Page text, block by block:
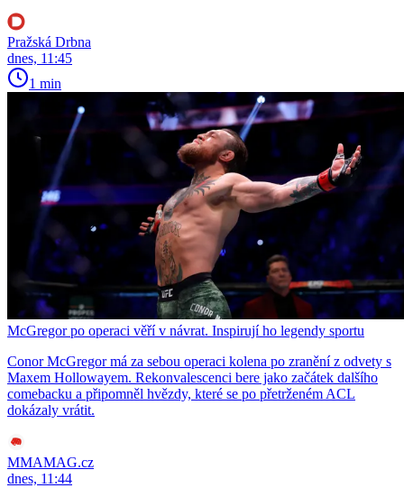
Pražská Drbna
dnes, 11:45
1 min
McGregor po operaci věří v návrat. Inspirují ho legendy sportu
Conor McGregor má za sebou operaci kolena po zranění z odvety s
Maxem Hollowayem. Rekonvalescenci bere jako začátek dalšího
comebacku a připomněl hvězdy, které se po přetrženém ACL
dokázaly vrátit.
MMAMAG.cz
dnes, 11:44